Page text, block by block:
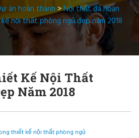
án hoàn thành >Nội thất đã hoàn
nội thất phòng ngủ đẹp năm 2018
Kế Nội Thất
Năm 2018
thiết kế nội thất phòng ngủ